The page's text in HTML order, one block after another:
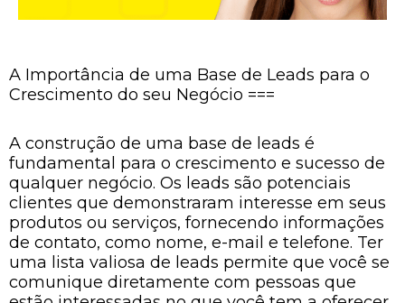
A Importância de uma Base de Leads para o
Crescimento do seu Negócio ===
A construção de uma base de leads é
fundamental para o crescimento e sucesso de
qualquer negócio. Os leads são potenciais
clientes que demonstraram interesse em seus
produtos ou serviços, fornecendo informações
de contato, como nome, e-mail e telefone. Ter
uma lista valiosa de leads permite que você se
comunique diretamente com pessoas que